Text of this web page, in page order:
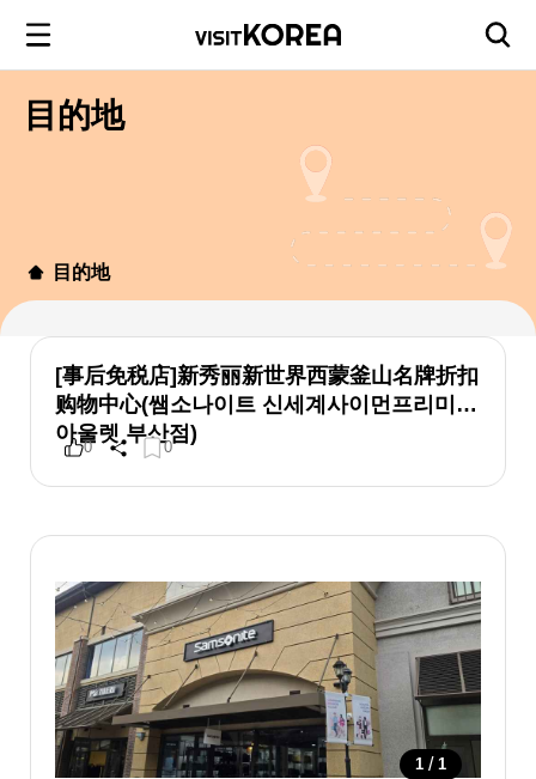
目的地
目的地
[事后免税店]新秀丽新世界西蒙釜山名牌折扣
购物中心(쌤소나이트 신세계사이먼프리미엄
아울렛 부산점)
0 0
1 / 1